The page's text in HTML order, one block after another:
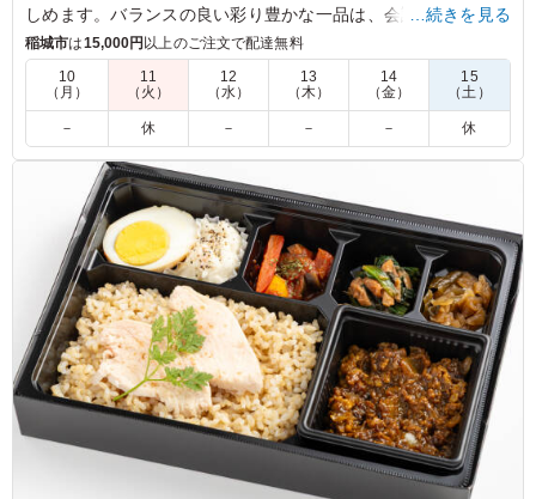
しめます。バランスの良い彩り豊かな一品は、会議や社内懇親
ランチに最適です。
5.0
しっかりとした味付けのお肉で食欲が進み、冷めてもおい
しく食べられました。付け合わせも種類があり満足感があ
ります。ボリュームもちょうど良く、午後の撮影に向けて
しっかりエネルギー補給ができるお弁当でした
ご利用シーン：ロケ・撮影›スタジオ撮影
東京都世田谷区野毛2026/06/24
…続きを見る
稲城市は15,000円以上のご注文で配達無料
10
（月）
11
（火）
12
（水）
13
（木）
14
（金）
15
（土）
－ 休 － － － 休